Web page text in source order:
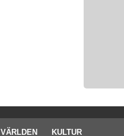
VÄRLDEN KULTUR